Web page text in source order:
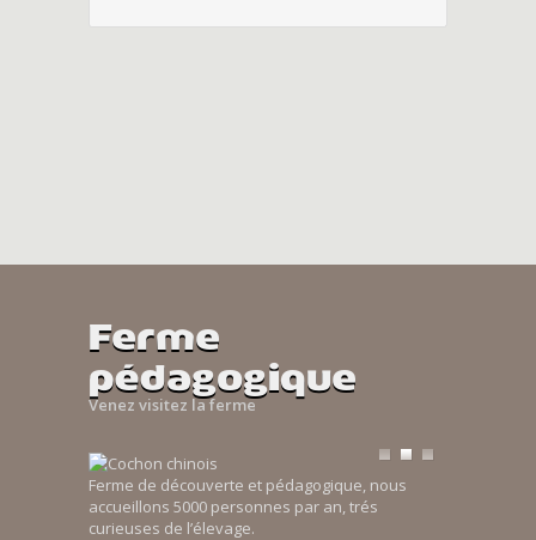
Ferme
pédagogique
Venez visitez la ferme
Ferme de découverte et pédagogique, nous
accueillons 5000 personnes par an, trés
curieuses de l’élevage.